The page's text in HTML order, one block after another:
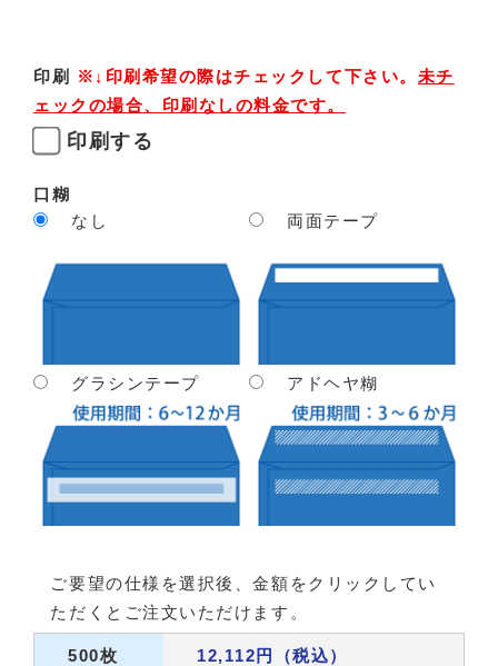
印刷 ※↓印刷希望の際はチェックして下さい。 未チ
ェックの場合、印刷なしの料金です。
印刷する
口糊
なし
両面テープ
グラシンテープ アドヘヤ糊
ご要望の仕様を選択後、金額をクリックしてい
ただくとご注文いただけます。
500枚 12,112円（税込）